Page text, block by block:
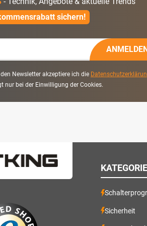
sichern!
Newsletter akzeptiere ich die
nur bei der Einwilligung der Cookies.
Sicherheit